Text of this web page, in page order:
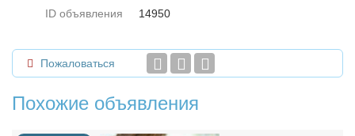
ID объявления 14950
Пожаловаться
Похожие объявления